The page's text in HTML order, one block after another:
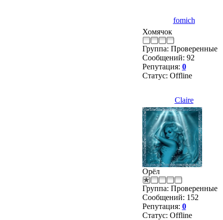
fomich
Хомячок
Группа: Проверенные
Сообщений: 92
Репутация: 0
Статус: Offline
Claire
Орёл
Группа: Проверенные
Сообщений: 152
Репутация: 0
Статус: Offline